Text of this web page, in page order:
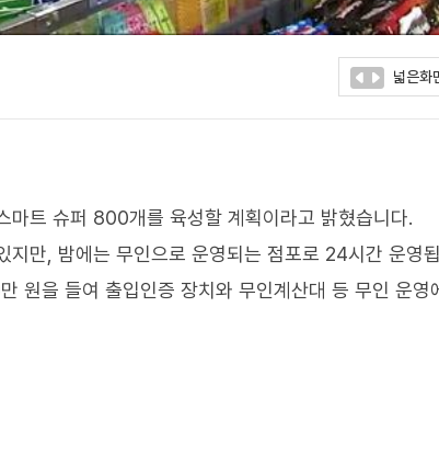
넓은화
마트 슈퍼 800개를 육성할 계획이라고 밝혔습니다.
지만, 밤에는 무인으로 운영되는 점포로 24시간 운영
원을 들여 출입인증 장치와 무인계산대 등 무인 운영